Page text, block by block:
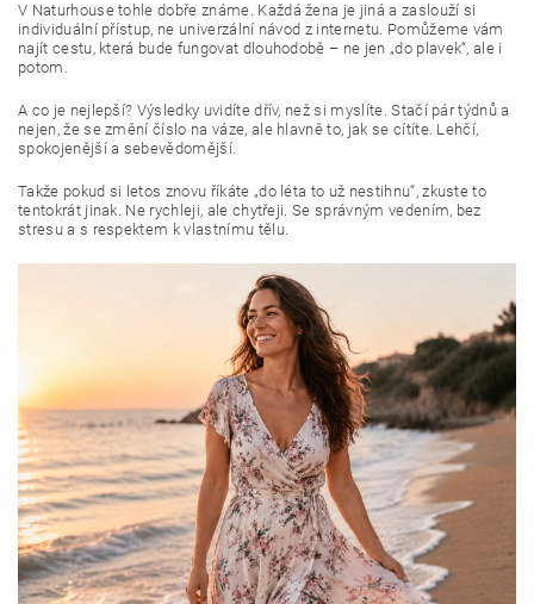
V Naturhouse tohle dobře známe. Každá žena je jiná a zaslouží si
individuální přístup, ne univerzální návod z internetu. Pomůžeme vám
najít cestu, která bude fungovat dlouhodobě – ne jen „do plavek“, ale i
potom.
A co je nejlepší? Výsledky uvidíte dřív, než si myslíte. Stačí pár týdnů a
nejen, že se změní číslo na váze, ale hlavně to, jak se cítíte. Lehčí,
spokojenější a sebevědomější.
Takže pokud si letos znovu říkáte „do léta to už nestihnu“, zkuste to
tentokrát jinak. Ne rychleji, ale chytřeji. Se správným vedením, bez
stresu a s respektem k vlastnímu tělu.